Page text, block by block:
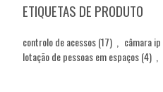
ETIQUETAS DE PRODUTO
controlo de acessos(17) câmara ip
lotação de pessoas em espaços(4)